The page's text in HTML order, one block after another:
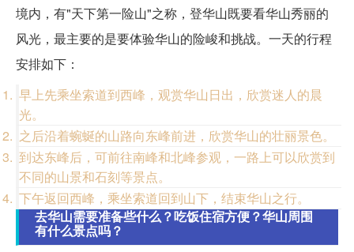
境内，有"天下第一险山"之称，登华山既要看华山秀丽的
风光，最主要的是要体验华山的险峻和挑战。一天的行程
安排如下：
早上先乘坐索道到西峰，观赏华山日出，欣赏迷人的晨
光。
之后沿着蜿蜒的山路向东峰前进，欣赏华山的壮丽景色。
到达东峰后，可前往南峰和北峰参观，一路上可以欣赏到
不同的山景和石刻等景点。
下午返回西峰，乘坐索道回到山下，结束华山之行。
去华山需要准备些什么？吃饭住宿方便？华山周围
有什么景点吗？